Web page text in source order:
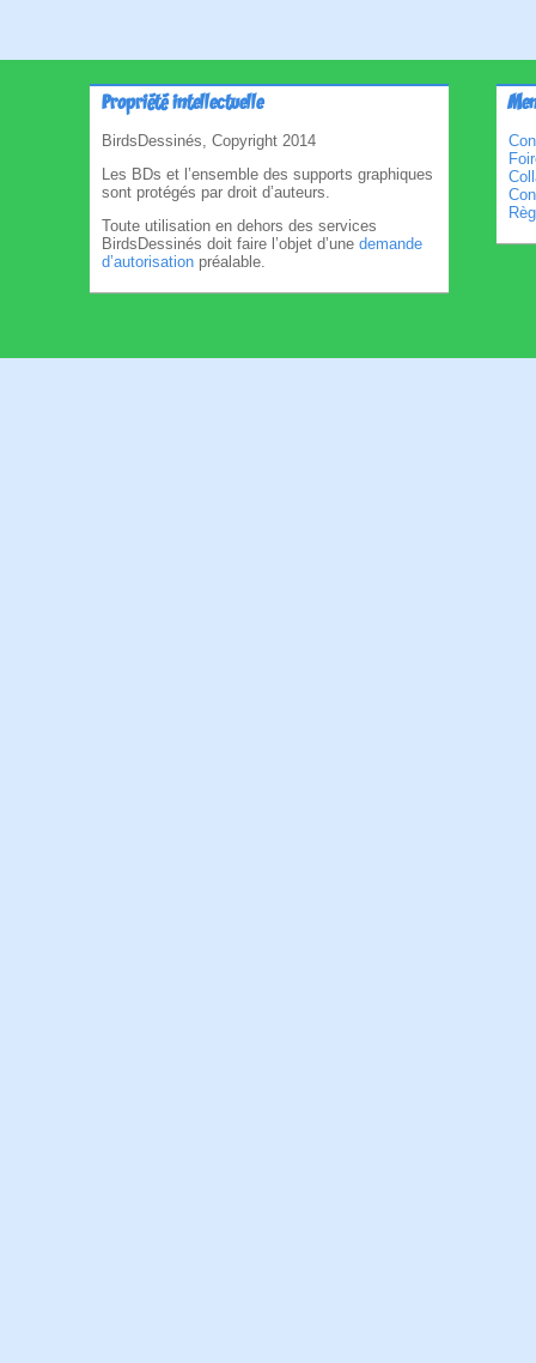
Propriété intellectuelle
BirdsDessinés, Copyright 2014
Les BDs et l’ensemble des supports graphiques
sont protégés par droit d’auteurs.
Toute utilisation en dehors des services
BirdsDessinés doit faire l’objet d’une demande
d’autorisation préalable.